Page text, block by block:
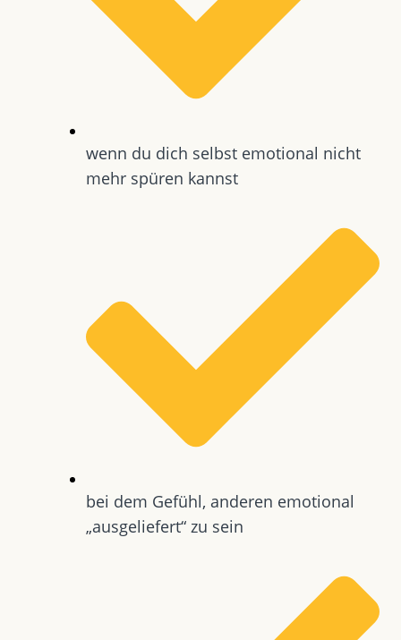
wenn du dich selbst emotional nicht
mehr spüren kannst
bei dem Gefühl, anderen emotional
„ausgeliefert“ zu sein